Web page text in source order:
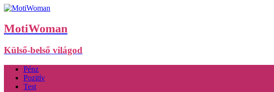
MotiWoman
Külső-belső világod
Pénz
Pozitív
Test